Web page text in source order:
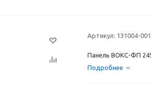
Артикул: 131004-
Панель ВОКС-ФП
Подробнее